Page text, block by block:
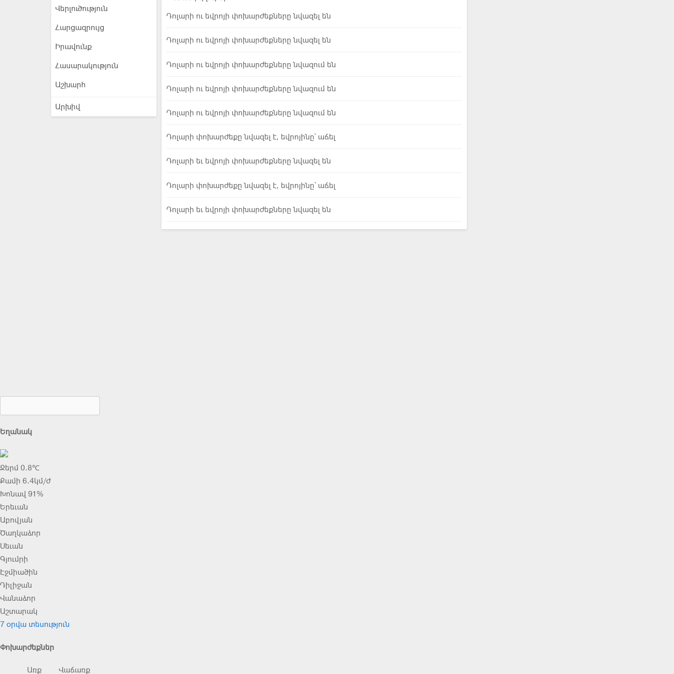
Վերլուծություն
Հարցազրույց
Իրավունք
Հասարակություն
Աշխարհ
Արխիվ
Դոլարի ու եվրոյի փոխարժեքները նվազել են
Դոլարի ու եվրոյի փոխարժեքները նվազել են
Դոլարի ու եվրոյի փոխարժեքները նվազում են
Դոլարի ու եվրոյի փոխարժեքները նվազում են
Դոլարի ու եվրոյի փոխարժեքները նվազում են
Դոլարի փոխարժեքը նվազել է, եվրոյինը՝ աճել
Դոլարի եւ եվրոյի փոխարժեքները նվազել են
Դոլարի փոխարժեքը նվազել է, եվրոյինը՝ աճել
Դոլարի եւ եվրոյի փոխարժեքները նվազել են
Եղանակ
Ջերմ 0.8℃
Քամի 6.4կմ/ժ
Խոնավ 91%
Երեւան
Աբովյան
Ծաղկաձոր
Սեւան
Գյումրի
Էջմիածին
Դիլիջան
Վանաձոր
Աշտարակ
7 օրվա տեսություն
Փոխարժեքներ
Առք Վաճառք